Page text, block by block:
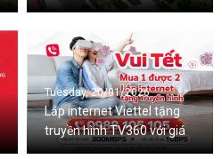
Vĩnh Long mới nhất
Tuesday, 20/01/2026
Lắp internet Viettel tặng
truyền hình TV360 với giá
cước ưu đãi